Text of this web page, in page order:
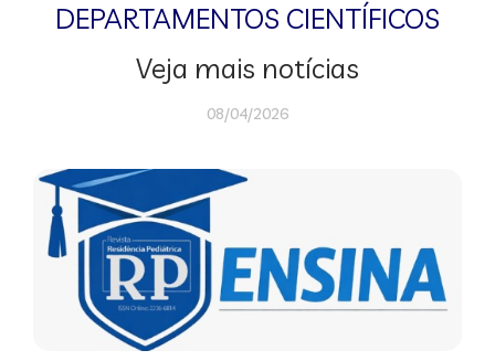
DEPARTAMENTOS CIENTÍFICOS
Veja mais notícias
08/04/2026